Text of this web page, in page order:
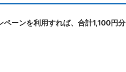
ーンを利用すれば、合計1,100円分